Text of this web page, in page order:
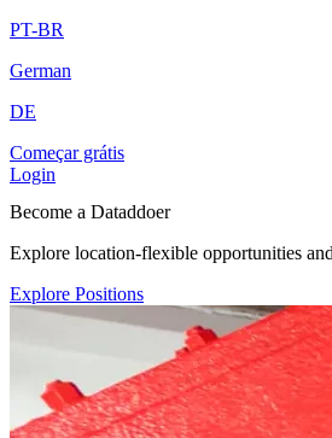
PT-BR
German
DE
Começar grátis
Login
Become a Dataddoer
Explore location-flexible opportunities
Explore Positions